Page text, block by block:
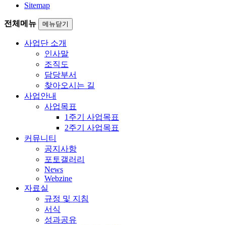
Sitemap
전체메뉴 메뉴닫기
사업단 소개
인사말
조직도
담당부서
찾아오시는 길
사업안내
사업목표
1주기 사업목표
2주기 사업목표
커뮤니티
공지사항
포토갤러리
News
Webzine
자료실
규정 및 지침
서식
성과공유